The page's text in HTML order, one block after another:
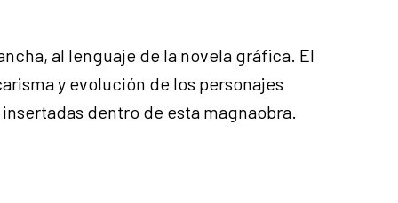
al lenguaje de la novela gráfica. El
y evolución de los personajes
dentro de esta magnaobra.